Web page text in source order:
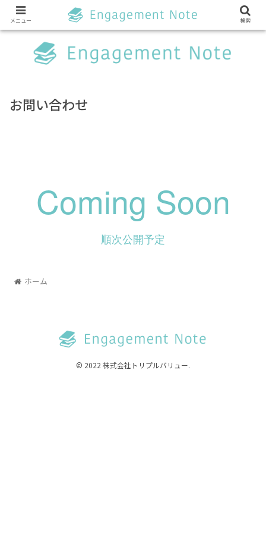
お問い合わせ
Coming Soon
順次公開予定
ホーム
© 2022 株式会社トリプルバリュー.
メニュー 検索